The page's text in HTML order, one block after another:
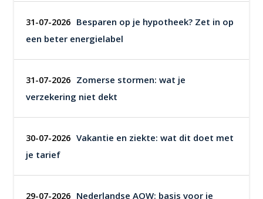
31-07-2026 Besparen op je hypotheek? Zet in op
een beter energielabel
31-07-2026 Zomerse stormen: wat je
verzekering niet dekt
30-07-2026 Vakantie en ziekte: wat dit doet met
je tarief
29-07-2026 Nederlandse AOW: basis voor je